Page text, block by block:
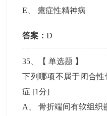
E
癔症性精神病
答案：D
35 、【单选题 】
下列哪项不属于闭合
症 [1分]
A
、骨折端间有软组织